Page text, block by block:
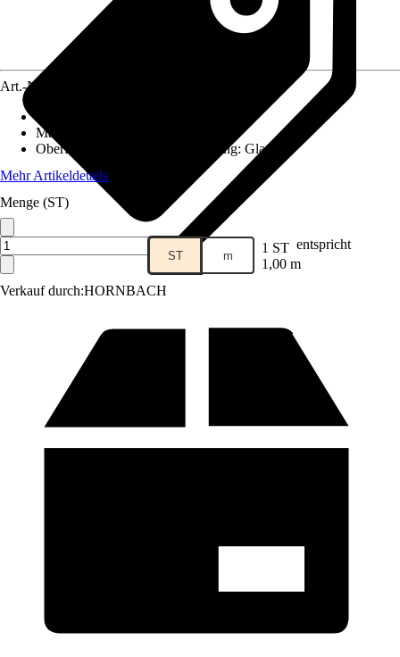
Verkauf durch:HORNBACH
Art.-Nr.
Materialspezifizierung
Oberfläche/Oberflächenbehandlung: Glatt
Mehr Artikeldetails
Menge (ST)
ST m 1 ST entspricht
1,00 m